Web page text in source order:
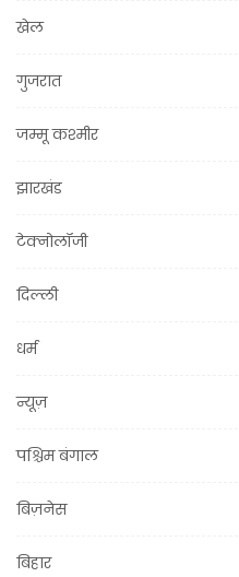
खेल
गुजरात
जम्मू कश्मीर
झारखंड
टेक्नोलॉजी
दिल्ली
धर्म
न्यूज़
पश्चिम बंगाल
बिज़नेस
बिहार